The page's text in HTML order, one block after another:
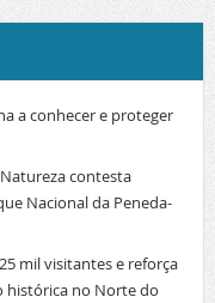
a conhecer e proteger
contesta
Nacional da Peneda-
mil visitantes e reforça
histórica no Norte do